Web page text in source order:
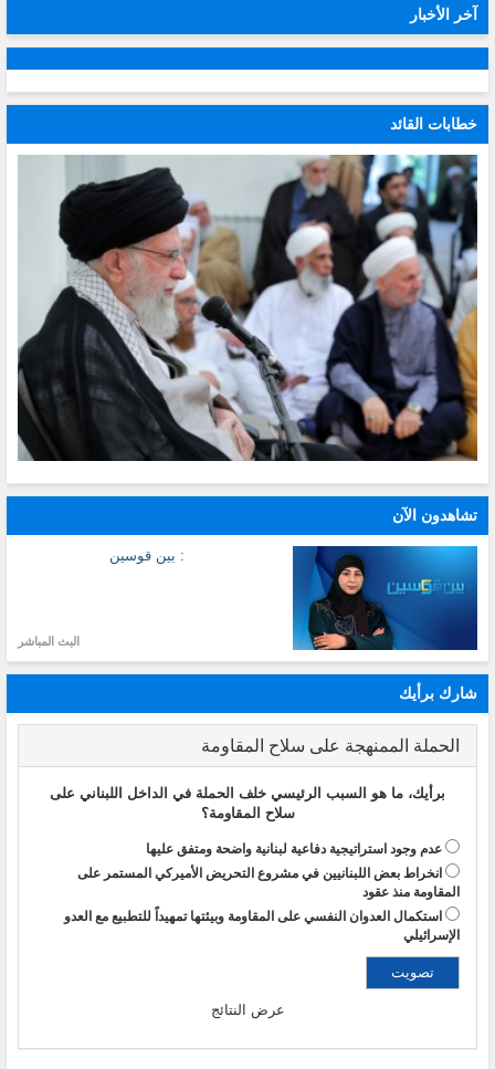
آخر الأخبار
خطابات القائد
تشاهدون الآن
: بين قوسين
البث المباشر
شارك برأيك
الحملة الممنهجة على سلاح المقاومة
برأيك، ما هو السبب الرئيسي خلف الحملة في الداخل اللبناني على
سلاح المقاومة؟
عدم وجود استراتيجية دفاعية لبنانية واضحة ومتفق عليها
انخراط بعض اللبنانيين في مشروع التحريض الأميركي المستمر على
المقاومة منذ عقود
استكمال العدوان النفسي على المقاومة وبيئتها تمهيداً للتطبيع مع العدو
الإسرائيلي
عرض النتائج